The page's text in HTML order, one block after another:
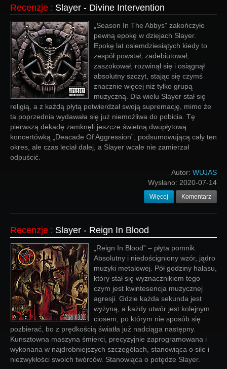
Recenzje : Slayer - Divine Intervention
„Season In The Abbys” zakończyło
pewną epokę w dziejach Slayer.
Epokę lat osiemdziesiątych kiedy to
zespół powstał, zadebiutował,
zaszokował, rozwinął się i osiągnął
absolutny szczyt, stając się czymś
znacznie więcej niż tylko grupą
muzyczną. Dla wielu Slayer stał się
religią, a z każdą płytą potwierdzał swoją supremację, mimo że
ta poprzednia wydawała się już niemożliwa do pobicia. Tę
pierwszą dekadę zamknęli jeszcze świetną dwupłytową
koncertówką „Deacade Of Aggression”, podsumowującą cały ten
okres, ale czas leciał dalej, a Slayer wcale nie zamierzał
odpuścić.
Autor: WUJAS
Wysłano: 2020-07-14
Więcej Komentarz
Recenzje : Slayer - Reign In Blood
„Reign In Blood” – płyta pomnik.
Absolutny i niedościgniony wzór, jądro
muzyki metalowej. Pół godziny hałasu,
który stał się wyznacznikiem tego
czym jest kwintesencja muzycznej
agresji. Gdzie każda sekunda jest
wyżyną, a każdy utwór jest kolejnym
ciosem, po którym nie sposób się
pozbierać, bo z prędkością światła już nadciąga następny.
Kunsztowna maszyna śmierci, precyzyjnie zaprogramowana i
wykonana w najdrobniejszych szczegółach, stanowiąca o sile i
niezwykłości swoich twórców. Stanowiąca o potędze Slayer.